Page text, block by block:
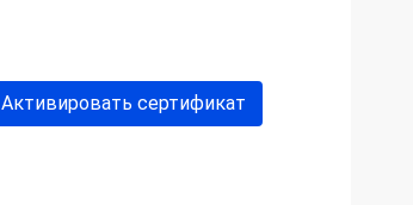
Активировать сертификат